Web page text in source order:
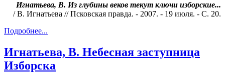
Игнатьева, В. Из глубины веков текут ключи изборские...
/ В. Игнатьева // Псковская правда. - 2007. - 19 июля. - С. 20.
Подробнее...
Игнатьева, В. Небесная заступница
Изборска